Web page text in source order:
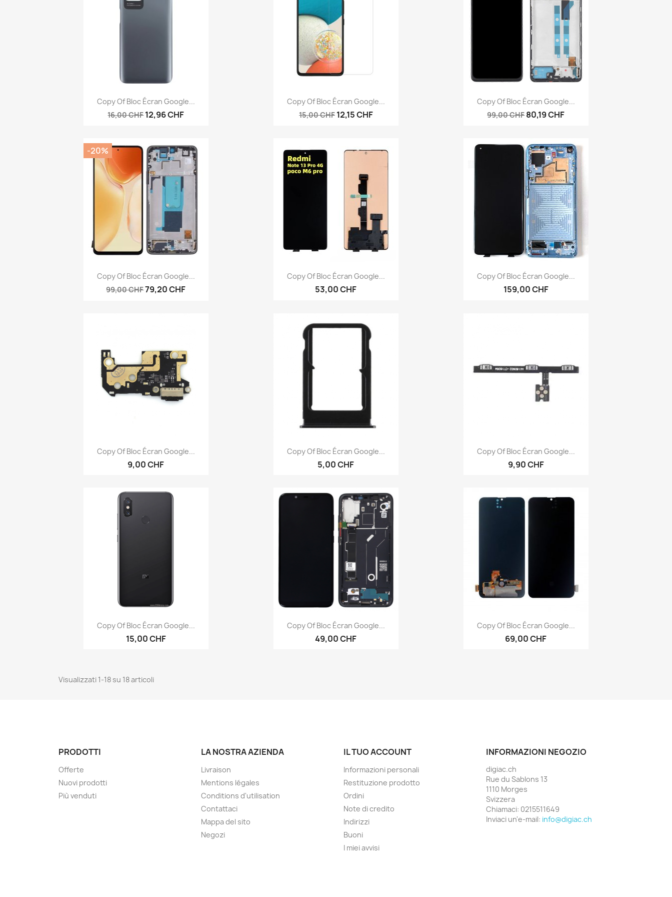
Anteprima
Copy Of Bloc Écran Google...
16,00 CHF12,96 CHF
Anteprima
Copy Of Bloc Écran Google...
15,00 CHF 12,15 CHF
Anteprima
Copy Of Bloc Écran Google...
99,00 CHF80,19 CHF
Anteprima
Copy Of Bloc Écran Google...
99,00 CHF79,20 CHF
-20%
Anteprima
Copy Of Bloc Écran Google...
53,00 CHF
Anteprima
Copy Of Bloc Écran Google...
159,00 CHF
Anteprima
Copy Of Bloc Écran Google...
9,00 CHF
Anteprima
Copy Of Bloc Écran Google...
5,00 CHF
Anteprima
Copy Of Bloc Écran Google...
9,90 CHF
Anteprima
Copy Of Bloc Écran Google...
15,00 CHF
Anteprima
Copy Of Bloc Écran Google...
49,00 CHF
Anteprima
Copy Of Bloc Écran Google...
69,00 CHF
Visualizzati 1-18 su 18 articoli
PRODOTTI
Offerte
Nuovi prodotti
Più venduti
LA NOSTRA AZIENDA
Livraison
Mentions légales
Conditions d'utilisation
Contattaci
Mappa del sito
Negozi
IL TUO ACCOUNT
Informazioni personali
Restituzione prodotto
Ordini
Note di credito
Indirizzi
Buoni
I miei avvisi
INFORMAZIONI NEGOZIO
digiac.ch
Rue du Sablons 13
1110 Morges
Svizzera
Chiamaci: 0215511649
Inviaci un'e-mail: info@digiac.ch